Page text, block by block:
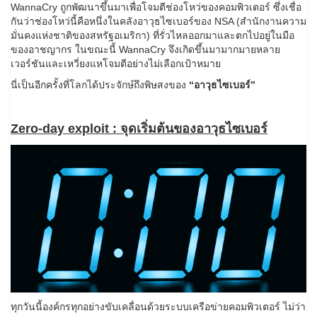
WannaCry ถูกพัฒนาขึ้นมาเพื่อโจมตีช่องโหว่ของคอมพิวเตอร์ ซึ่งเชื่อ
กันว่าช่องโหว่นี้คือหนึ่งในคลังอาวุธไซเบอร์ของ NSA (สำนักงานความ
มั่นคงแห่งชาติของสหรัฐอเมริกา) ที่รั่วไหลออกมาและตกไปอยู่ในมือ
ของอาชญากร ในขณะนี้ WannaCry จึงเกิดขึ้นมามากมายหลาย
เวอร์ชันและเหวี่ยงแหโจมตีอย่างไม่เลือกเป้าหมาย
นี่เป็นอีกครั้งที่โลกได้ประจักษ์ถึงพิษสงของ “อาวุธไซเบอร์”
Zero-day exploit : จุดเริ่มต้นของอาวุธไซเบอร์
ทุกวันนี้องค์กรทุกอย่างขับเคลื่อนด้วยระบบเครือข่ายคอมพิวเตอร์ ไม่ว่า